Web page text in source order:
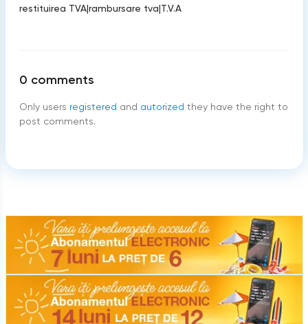
restituirea TVA|rambursare tva|T.V.A
0 comments
Only users registered and autorized they have the right to
post comments.